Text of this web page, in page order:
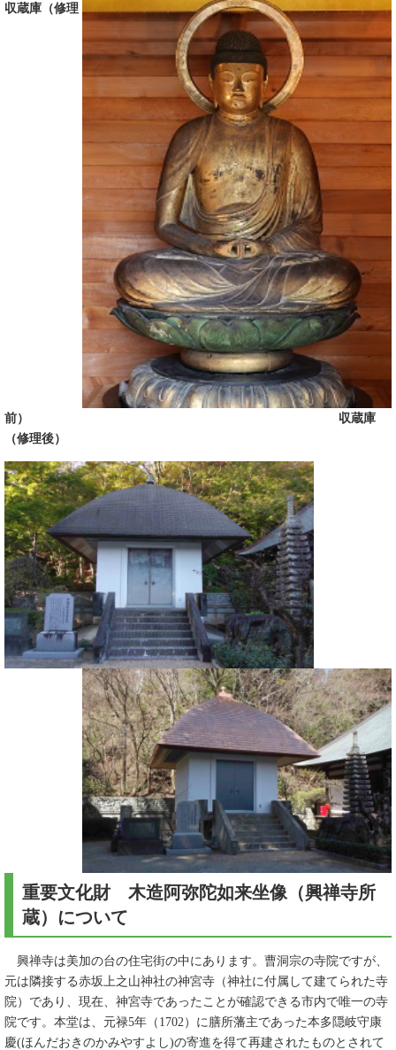
収蔵庫（修理
前）
収蔵庫
（修理後）
重要文化財 木造阿弥陀如来坐像（興禅寺所
蔵）について
興禅寺は美加の台の住宅街の中にあります。曹洞宗の寺院ですが、
元は隣接する赤坂上之山神社の神宮寺（神社に付属して建てられた寺
院）であり、現在、神宮寺であったことが確認できる市内で唯一の寺
院です。本堂は、元禄5年（1702）に膳所藩主であった本多隠岐守康
慶(ほんだおきのかみやすよし)の寄進を得て再建されたものとされて